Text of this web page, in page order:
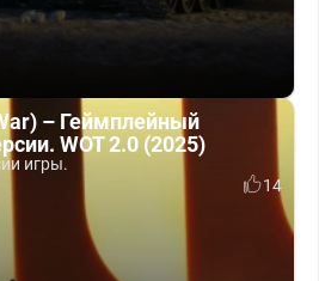
– Геймплейный
WOT 2.0 (2025)
игры.
14